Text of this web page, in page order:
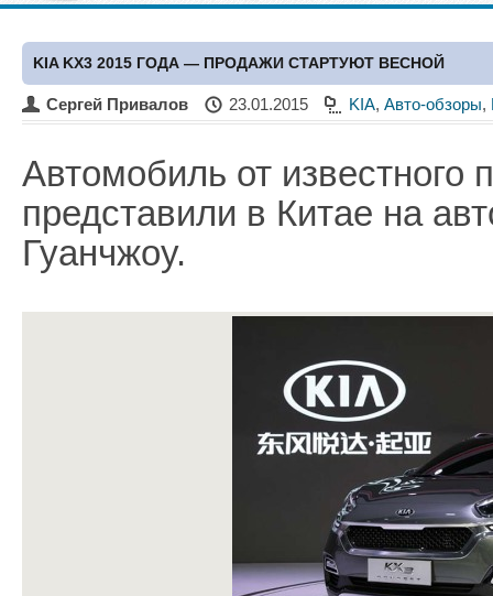
KIA KX3 2015 ГОДА — ПРОДАЖИ СТАРТУЮТ ВЕСНОЙ
Сергей Привалов 23.01.2015 KIA, Авто-обзоры,
Автомобиль от
представили в Китае на
Гуанчжоу.